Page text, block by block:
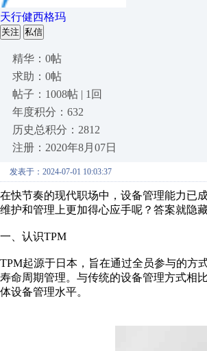
天行健西格玛
关注 私信
精华：0帖
求助：0帖
帖子：1008帖 | 1回
年度积分：632
历史总积分：2812
注册：2020年8月07日
发表于：2024-07-01 10:03:37
在快节奏的现代职场中，设备管理能力已
维护和管理上更加得心应手呢？答案就隐
一、认识TPM
TPM起源于日本，旨在通过全员参与的方
寿命周期管理。与传统的设备管理方式相
体设备管理水平。